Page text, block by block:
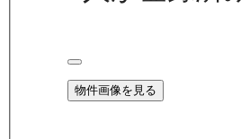
物件画像を見る